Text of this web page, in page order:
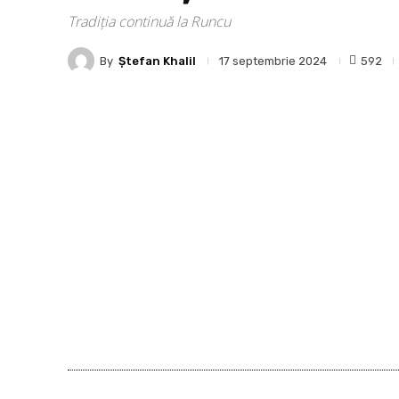
Tradiția continuă la Runcu
By Ştefan Khalil 17 septembrie 2024 592